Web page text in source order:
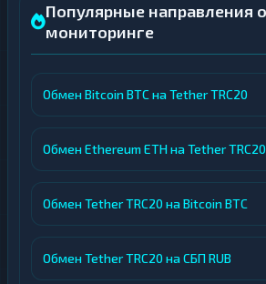
Популярные направления
мониторинге
Обмен Bitcoin BTC на Tether TRC20
Обмен Ethereum ETH на Tether TRC20
Обмен Tether TRC20 на Bitcoin BTC
Обмен Tether TRC20 на СБП RUB